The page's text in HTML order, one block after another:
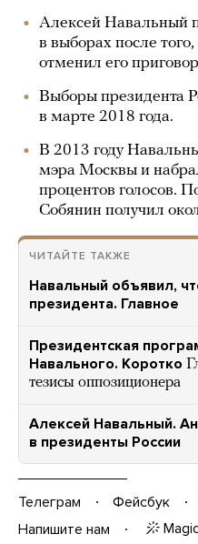
Алексей Навальный
в выборах после
отменил его
Выборы президента
в марте 2018 года.
В 2013 году
мэра Москвы и
процентов голосов.
Собянин получил
ЧИТАЙТЕ ТАКЖЕ
Навальный объявил,
президента. Главное
Президентская
Навального. Коротко
тезисы оппозиционера
Алексей Навальный.
в президенты России
Телеграм Фейсбук
Напишите нам